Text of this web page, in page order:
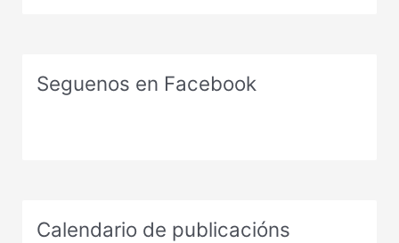
Seguenos en Facebook
Calendario de publicacións